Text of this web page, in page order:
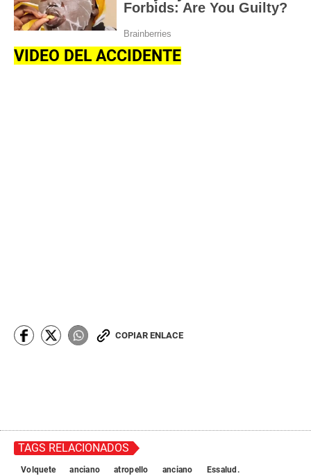
VIDEO DEL ACCIDENTE
COPIAR ENLACE
TAGS RELACIONADOS
Volquete anciano atropello anciano Essalud.